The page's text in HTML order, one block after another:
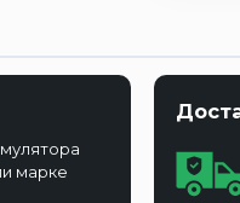
марке